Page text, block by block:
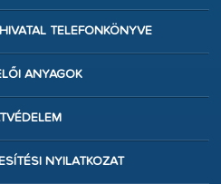
TELEFONKÖNYVE
ANYAGOK
NYILATKOZAT